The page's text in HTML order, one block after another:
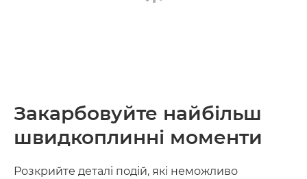
Закарбовуйте найбільш
швидкоплинні моменти
Розкрийте деталі подій, які неможливо